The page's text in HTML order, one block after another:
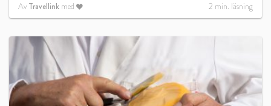
Av Travellink med 2 min. läsning